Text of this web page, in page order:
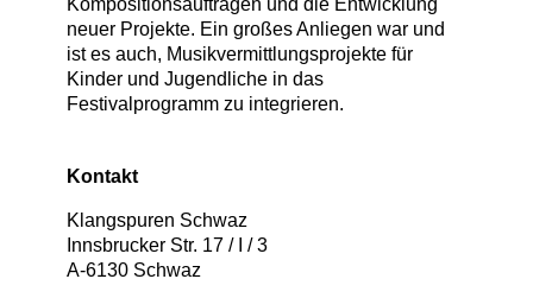
Kompositionsaufträgen und die Entwicklung
neuer Projekte. Ein großes Anliegen war und
ist es auch, Musikvermittlungsprojekte für
Kinder und Jugendliche in das
Festivalprogramm zu integrieren.
Kontakt
Klangspuren Schwaz
Innsbrucker Str. 17 / I / 3
A-6130 Schwaz